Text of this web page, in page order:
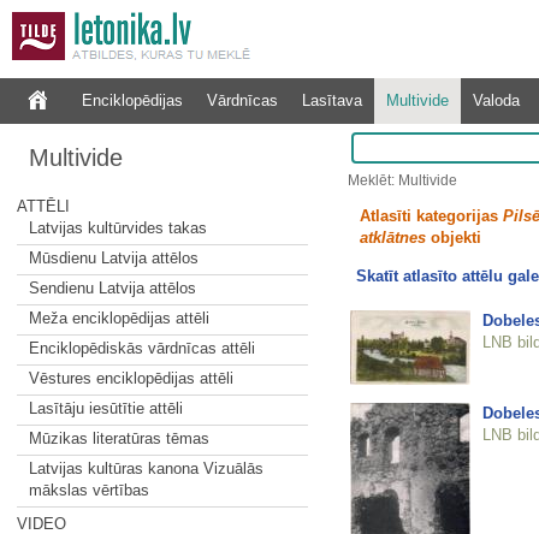
Enciklopēdijas Vārdnīcas Lasītava Multivide Valoda
Multivide
ATTĒLI
Latvijas kultūrvides takas
Mūsdienu Latvija attēlos
Sendienu Latvija attēlos
Meža enciklopēdijas attēli
Enciklopēdiskās vārdnīcas attēli
Vēstures enciklopēdijas attēli
Lasītāju iesūtītie attēli
Mūzikas literatūras tēmas
Latvijas kultūras kanona Vizuālās
mākslas vērtības
VIDEO
Meklēt: Multivide
Atlasīti kategorijas
atklātnesobjekti
Skatīt atlasīto attēlu
LNB
LNB